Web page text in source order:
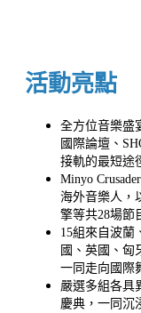
活動亮點
全方位音樂盛
國際論壇、
接軌的最短途
Minyo
海外音樂人，
擎等共28場節
15組來自波蘭
國、英國、匈
一同走向國際
嚴選多組各具
慶典，一同沉